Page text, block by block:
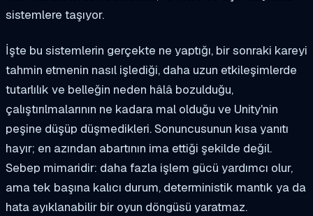
sistemlere taşıyor.
İşte bu sistemlerin gerçekte ne yaptığı, bir sonraki kareyi
tahmin etmenin nasıl işlediği, daha uzun etkileşimlerde
tutarlılık ve belleğin neden hâlâ bozulduğu,
çalıştırılmalarının ne kadara mal olduğu ve Unity'nin
peşine düşüp düşmedikleri. Sonuncusunun kısa yanıtı
hayır; en azından abartının ima ettiği şekilde değil.
Sebep mimaridir: daha fazla işlem gücü yardımcı olur,
ama tek başına kalıcı durum, deterministik mantık ya da
hata ayıklanabilir bir oyun döngüsü yaratmaz.